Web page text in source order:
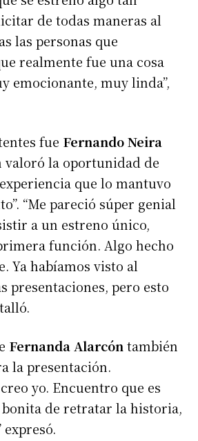
de todas maneras al
las personas que
realmente fue una cosa
emocionante, muy linda”,
fue Fernando Neira
valoró la oportunidad de
que lo mantuvo
“Me pareció súper genial
a un estreno único,
función. Algo hecho
Ya habíamos visto al
presentaciones, pero esto
Fernanda Alarcóntambién
la presentación.
yo. Encuentro que es
de retratar la historia,